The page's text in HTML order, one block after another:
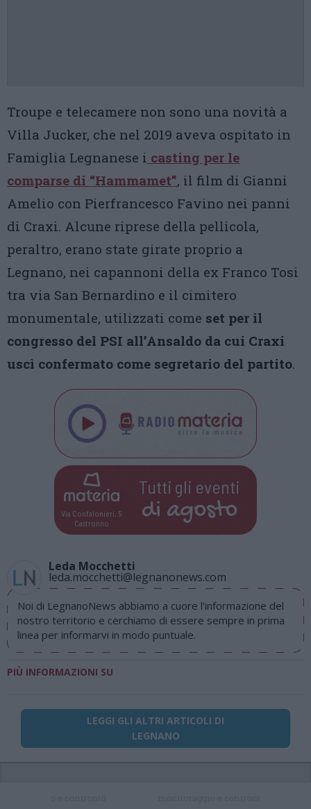
Troupe e telecamere non sono una novità a
Villa Jucker, che nel 2019 aveva ospitato in
Famiglia Legnanese i casting per le
comparse di “Hammamet”, il film di Gianni
Amelio con Pierfrancesco Favino nei panni
di Craxi. Alcune riprese della pellicola,
peraltro, erano state girate proprio a
Legnano, nei capannoni della ex Franco Tosi
tra via San Bernardino e il cimitero
monumentale, utilizzati come set per il
congresso del PSI all’Ansaldo da cui Craxi
uscì confermato come segretario del partito.
Via Confalonieri, 5
Castronno
Tutti gli eventi
di agosto
Leda Mocchetti
leda.mocchetti@legnanonews.com
Noi di LegnanoNews abbiamo a cuore l'informazione del
nostro territorio e cerchiamo di essere sempre in prima
linea per informarvi in modo puntuale.
PIÙ INFORMAZIONI SU
LEGGI GLI ALTRI ARTICOLI DI
LEGNANO